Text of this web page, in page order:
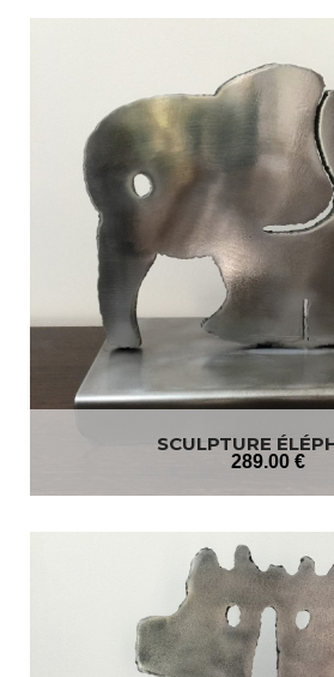
SCULPTURE
289.00 €